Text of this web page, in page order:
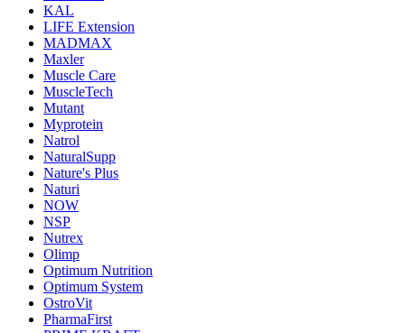
KAL
LIFE Extension
MADMAX
Maxler
Muscle Care
MuscleTech
Mutant
Myprotein
Natrol
NaturalSupp
Nature's Plus
Naturi
NOW
NSP
Nutrex
Olimp
Optimum Nutrition
Optimum System
OstroVit
PharmaFirst